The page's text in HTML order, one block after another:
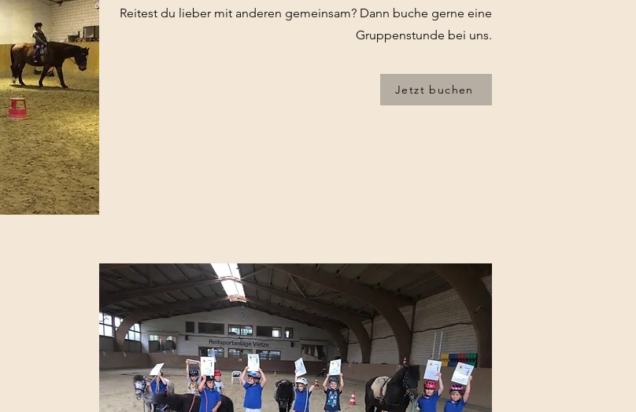
Reitest du lieber mit anderen gemeinsam? Dann buche gerne eine
Gruppenstunde bei uns.
Jetzt buchen